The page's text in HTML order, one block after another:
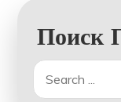
Поиск
Search
for: